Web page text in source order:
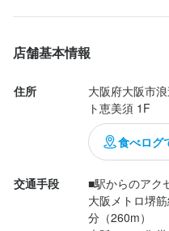
店舗基本情報
住所
大阪府大阪市
ト恵美須 1F
食べログ
交通手段
■駅からのアク
大阪メトロ堺
分（260m）